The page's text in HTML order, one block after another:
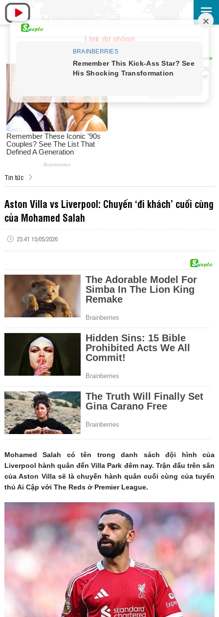
Link dự phòng
Tin tức
Aston Villa vs Liverpool: Chuyến ‘đi khách’ cuối cùng
của Mohamed Salah
23:41 15/05/2026
Mohamed Salah có tên trong danh sách đội hình của
Liverpool hành quân đến Villa Park đêm nay. Trận đấu trên sân
của Aston Villa sẽ là chuyến hành quân cuối cùng của tuyển
thủ Ai Cập với The Reds ở Premier League.